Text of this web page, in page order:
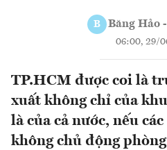
B Băng Hảo
06:00, 29/
TP.HCM được coi là
xuất không chỉ của
là của cả nước, nếu
không chủ động